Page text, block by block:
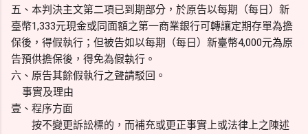
五、本判決主文第二項已到期部分，於原告以每期（每日）新
臺幣1,333元現金或同面額之第一商業銀行可轉讓定期存單為擔
保後，得假執行；但被告如以每期（每日）新臺幣4,000元為原
告預供擔保後，得免為假執行。
六、原告其餘假執行之聲請駁回。
事實及理由
壹、程序方面
按不變更訴訟標的，而補充或更正事實上或法律上之陳述